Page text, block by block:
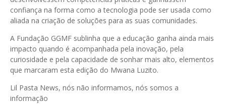
confiança na forma como a tecnologia pode ser usada como
aliada na criação de soluções para as suas comunidades.
A Fundação GGMF sublinha que a educação ganha ainda mais
impacto quando é acompanhada pela inovação, pela
curiosidade e pela capacidade de sonhar mais alto, elementos
que marcaram esta edição do Mwana Luzito.
Lil Pasta News, nós não informamos, nós somos a
informação